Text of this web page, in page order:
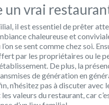
vrai
il est essentiel de prêter
chaleureuse et
se sent comme chez soi.
par les propriétaires ou le
De plus, la
de génération en
n’hésitez pas à discuter avec
valeurs du restaurant, car